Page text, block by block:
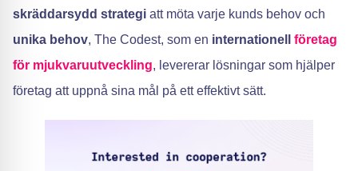
skräddarsydd strategi att möta varje kunds behov och
unika behov, The Codest, som en internationell företag
för mjukvaruutveckling, levererar lösningar som hjälper
företag att uppnå sina mål på ett effektivt sätt.